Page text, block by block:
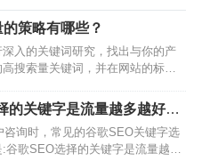
策略有哪些？
入的关键词研究，找出与你的产
搜索量关键词，并在网站的标
高质量、原创的内容，满足用户
应具有洞察力，能够精准满足用
良好的可阅读性。网站结构优化
，每个页面都应有一个明确的主
的关键字是流量越多越好
咨询时，常见的谷歌SEO关键字选
谷歌SEO选择的关键字是流量越多